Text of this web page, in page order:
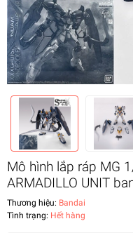
Mô hình lắp ráp MG
ARMADILLO UNIT
Thương hiệu: Bandai
Tình trạng: Hết hàng